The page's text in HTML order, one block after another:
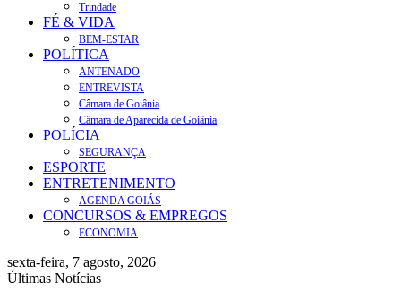
Trindade
FÉ & VIDA
BEM-ESTAR
POLÍTICA
ANTENADO
ENTREVISTA
Câmara de Goiânia
Câmara de Aparecida de Goiânia
POLÍCIA
SEGURANÇA
ESPORTE
ENTRETENIMENTO
AGENDA GOIÁS
CONCURSOS & EMPREGOS
ECONOMIA
sexta-feira, 7 agosto, 2026
Últimas Notícias